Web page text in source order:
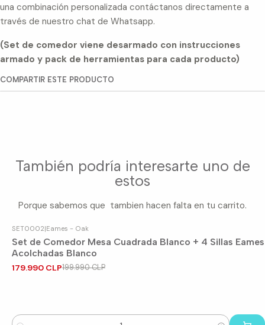
una combinación personalizada contáctanos directamente a
través de nuestro chat de Whatsapp.
(Set de comedor viene desarmado con instrucciones
armado y pack de herramientas para cada producto)
COMPARTIR ESTE PRODUCTO
También podría interesarte uno de
estos
Porque sabemos que tambien hacen falta en tu carrito.
OFF
SET0002|Eames - Oak
Set de Comedor Mesa Cuadrada Blanco + 4 Sillas Eames
Acolchadas Blanco
179.990 CLP199.990 CLP